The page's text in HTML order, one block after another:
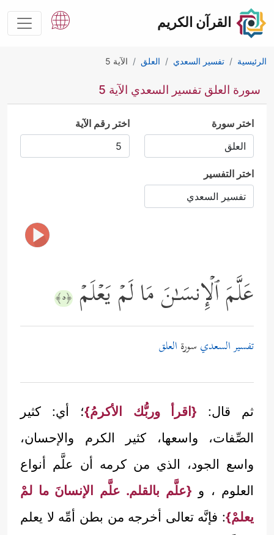
القرآن الكريم
الرئيسية تفسير السعدي العلق الآية 5
سورة العلق تفسير السعدي الآية 5
اختر سورة اختر رقم الآية
اختر التفسير
عَلَّمَ ٱلۡإِنسَـٰنَ مَا لَمۡ یَعۡلَمۡ ﴿٥﴾
تفسير السعدي سورة العلق
ثم قال: {اقرأ وربُّك الأكرمُ}؛ أي: كثير
الصِّفات، واسعها، كثير الكرم والإحسان،
واسع الجود، الذي من كرمه أن علَّم أنواع
العلوم ، و {علَّم بالقلم. علَّم الإنسانَ ما لمْ
يعلمْ}: فإنَّه تعالى أخرجه من بطن أمِّه لا يعلم